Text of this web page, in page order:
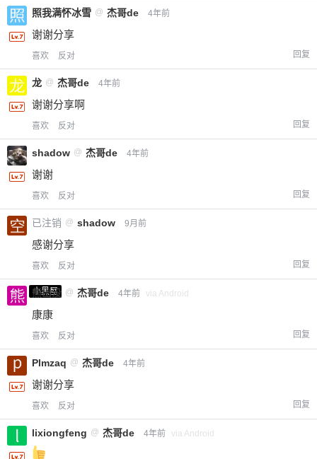
照我满怀冰雪 @ 杰哥de 4年前
谢谢分享
喜欢 反对 回复
龙 @ 杰哥de 4年前
谢谢分享啊
喜欢 反对 回复
shadow @ 杰哥de 4年前
谢谢
喜欢 反对 回复
已注销 @ shadow 9月前
感谢分享
喜欢 反对 回复
小黑屋
熊出没 @ 杰哥de 4年前 via Android
康康
喜欢 反对 回复
Plmzaq @ 杰哥de 4年前
谢谢分享
喜欢 反对 回复
lixiongfeng @ 杰哥de 4年前 via Android